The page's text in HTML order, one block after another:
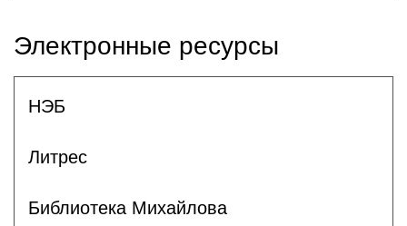
Электронные ресурсы
НЭБ
Литрес
Библиотека Михайлова